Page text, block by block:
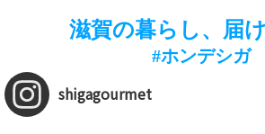
滋賀の暮らし、届け
#ホンデシガ
shigagourmet